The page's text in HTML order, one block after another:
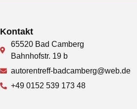
Kontakt
65520 Bad Camberg
Bahnhofstr. 19 b
autorentreff-badcamberg@web.de
+49 0152 539 173 48